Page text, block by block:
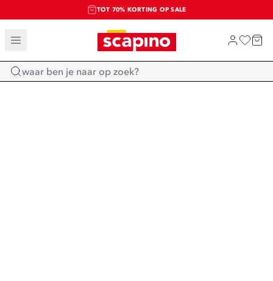
TOT 70% KORTING OP SALE
SALE: LAATSTE KANS!
SHOP NIEUW
Home